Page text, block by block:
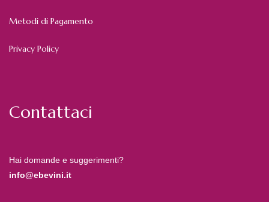
Metodi di Pagamento
Privacy Policy
Contattaci
Hai domande e suggerimenti?
info@ebevini.it